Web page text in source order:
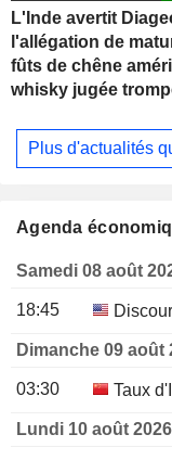
L'Inde avertit
l'allégation de
fûts de chêne
whisky jugée
Plus d'actualités
Agenda
Samedi 08 août
18:45
Dimanche 09 août
03:30 Taux
Lundi 10 août 2026